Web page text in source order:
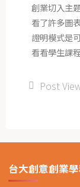
創業切入主
看了許多圖
證明模式是
看看學生課
Post
台大創意創業